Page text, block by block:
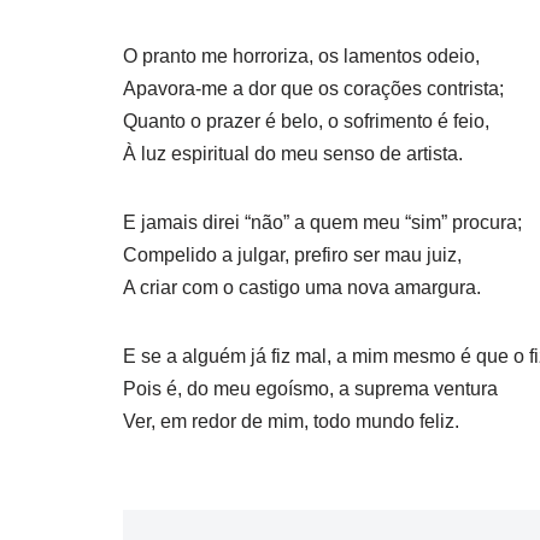
O pranto me horroriza, os lamentos odeio,
Apavora-me a dor que os corações contrista;
Quanto o prazer é belo, o sofrimento é feio,
À luz espiritual do meu senso de artista.
E jamais direi “não” a quem meu “sim” procura;
Compelido a julgar, prefiro ser mau juiz,
A criar com o castigo uma nova amargura.
E se a alguém já fiz mal, a mim mesmo é que o
Pois é, do meu egoísmo, a suprema ventura
Ver, em redor de mim, todo mundo feliz.